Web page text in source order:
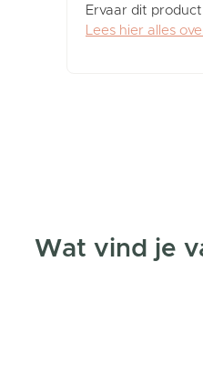
Ervaar dit
Lees hier alles
Wat vind je